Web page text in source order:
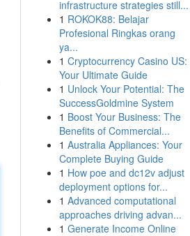
infrastructure strategies still...
1 ROKOK88: Belajar
Profesional Ringkas orang
ya...
1 Cryptocurrency Casino US:
Your Ultimate Guide
1 Unlock Your Potential: The
SuccessGoldmine System
1 Boost Your Business: The
Benefits of Commercial...
1 Australia Appliances: Your
Complete Buying Guide
1 How poe and dc12v adjust
deployment options for...
1 Advanced computational
approaches driving advan...
1 Generate Income Online